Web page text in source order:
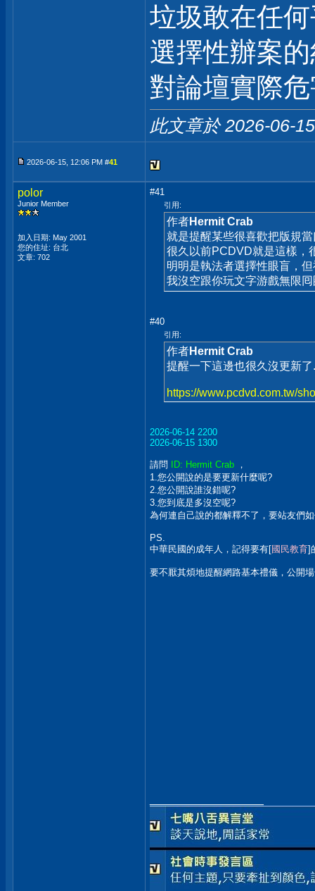
垃圾敢在任
選擇性辦案
對論壇實際
此文章於 2026-06-
2026-06-15, 12:06 PM #41
polor
Junior Member
加入日期: May 2001
您的住址: 台北
文章: 702
#41
引用:
作者Hermit Crab
就是提醒某些很喜歡把版規
很久以前PCDVD就是這樣，
明明是執法者選擇性眼盲，
我沒空跟你玩文字游戲無限
#40
引用:
作者Hermit Crab
提醒一下這邊也很久沒更新了
https://www.pcdvd.com.tw/
2026-06-14 2200
2026-06-15 1300
請問 ID: Hermit Crab ，
1.您公開說的是要更新什麼呢?
2.您公開說誰沒錯呢?
3.您到底是多沒空呢?
為何連自己說的都解釋不了，要站友們
PS.
中華民國的成年人，記得要有[國民教育]
要不厭其煩地提醒網路基本禮儀，公開